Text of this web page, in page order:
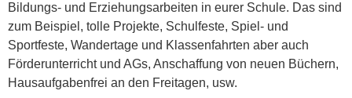
Bildungs- und Erziehungsarbeiten in eurer Schule. Das sind
zum Beispiel, tolle Projekte, Schulfeste, Spiel- und
Sportfeste, Wandertage und Klassenfahrten aber auch
Förderunterricht und AGs, Anschaffung von neuen Büchern,
Hausaufgabenfrei an den Freitagen, usw.